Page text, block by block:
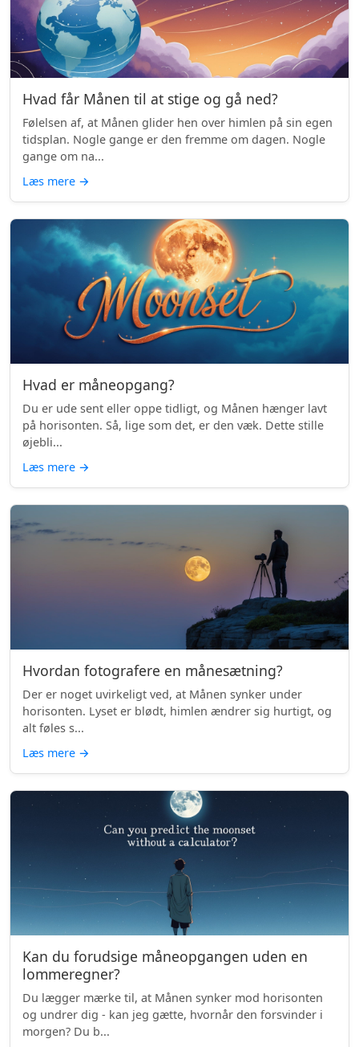
Hvad får Månen til at stige og gå ned?
Følelsen af, at Månen glider hen over himlen på sin egen
tidsplan. Nogle gange er den fremme om dagen. Nogle
gange om na...
Læs mere →
Hvad er måneopgang?
Du er ude sent eller oppe tidligt, og Månen hænger lavt
på horisonten. Så, lige som det, er den væk. Dette stille
øjebli...
Læs mere →
Hvordan fotografere en månesætning?
Der er noget uvirkeligt ved, at Månen synker under
horisonten. Lyset er blødt, himlen ændrer sig hurtigt, og
alt føles s...
Læs mere →
Kan du forudsige måneopgangen uden en
lommeregner?
Du lægger mærke til, at Månen synker mod horisonten
og undrer dig - kan jeg gætte, hvornår den forsvinder i
morgen? Du b...